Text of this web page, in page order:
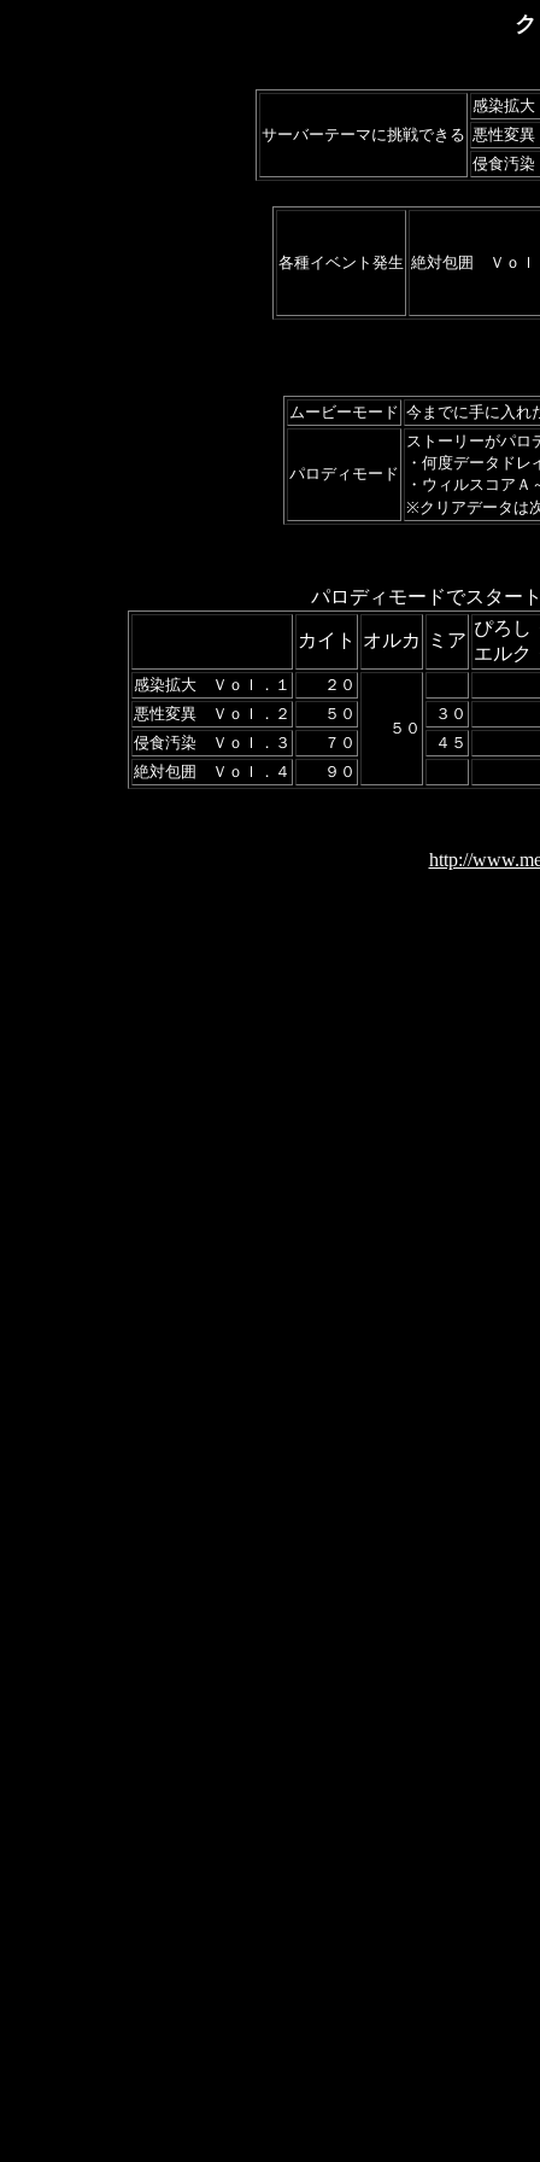
サーバーテーマに挑戦できる
感染拡
悪性変
侵食汚
各種イベント発生 絶対包囲 Ｖｏｌ
ムービーモード 今までに手に入れ
パロディモード
ストーリーがパロ
・何度データド
・ウィルスコア
※クリアデータは
パロディモードでスター
カイト オルカ ミア
ぴろし
エルク
感染拡大 Ｖｏｌ．１ ２０
５０
悪性変異 Ｖｏｌ．２ ５０
３０
侵食汚染 Ｖｏｌ．３
７０
４５
絶対包囲 Ｖｏｌ．４
９０
http://